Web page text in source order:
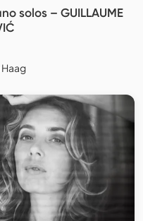
solos – GUILLAUME